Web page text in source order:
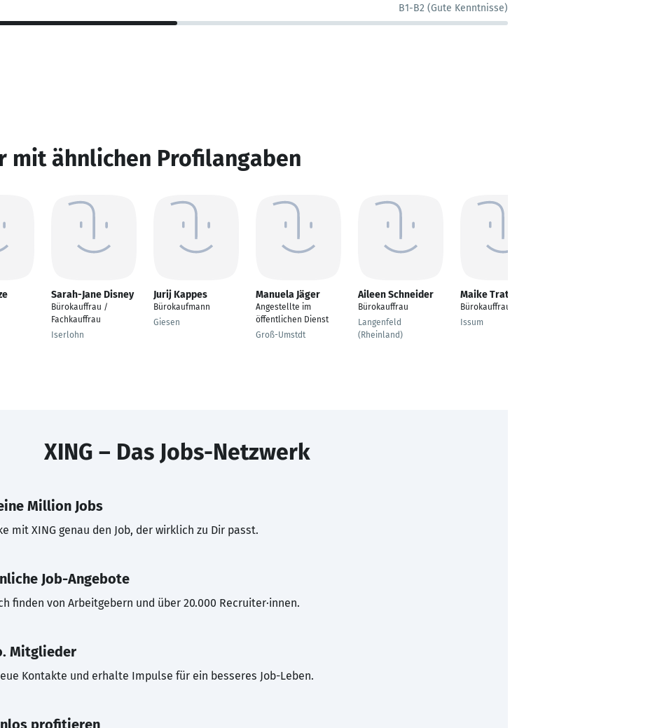
B1-B2 (Gute Kenntnisse)
mit ähnlichen Profilangaben
Sarah-Jane Disney
Bürokauffrau /
Fachkauffrau
Iserlohn
Jurij Kappes
Bürokaufmann
Giesen
Manuela Jäger
Angestellte im
öffentlichen Dienst
Groß-Umstdt
Aileen Schneider
Bürokauffrau
Langenfeld
(Rheinland)
Maike Tratler
Bürokauffrau
Issum
XING – Das Jobs-Netzwerk
Million Jobs
mit XING genau den Job, der wirklich zu Dir passt.
Job-Angebote
finden von Arbeitgebern und über 20.000 Recruiter·innen.
Mitglieder
Kontakte und erhalte Impulse für ein besseres Job-Leben.
profitieren